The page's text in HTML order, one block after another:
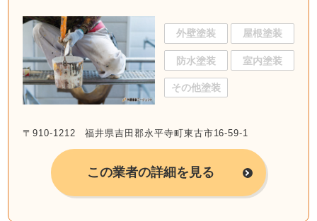
外壁塗装 屋根塗装
防水塗装 室内塗装
その他塗装
〒910-1212 福井県吉田郡永平寺町東古市16-59-1
この業者の詳細を見る